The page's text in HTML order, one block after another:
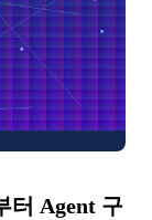
터 Agent 구